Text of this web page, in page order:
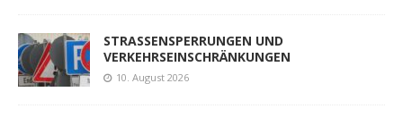
STRASSENSPERRUNGEN UND
VERKEHRSEINSCHRÄNKUNGEN
10. August 2026